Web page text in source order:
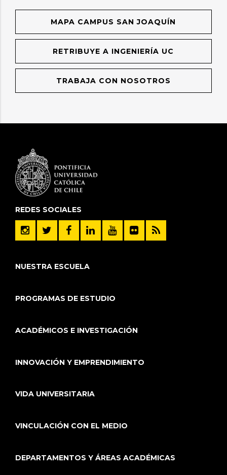
MAPA CAMPUS SAN JOAQUÍN
RETRIBUYE A INGENIERÍA UC
TRABAJA CON NOSOTROS
REDES SOCIALES
NUESTRA ESCUELA
PROGRAMAS DE ESTUDIO
ACADÉMICOS E INVESTIGACIÓN
INNOVACIÓN Y EMPRENDIMIENTO
VIDA UNIVERSITARIA
VINCULACIÓN CON EL MEDIO
DEPARTAMENTOS Y ÁREAS ACADÉMICAS